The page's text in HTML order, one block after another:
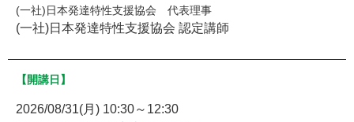
(一社)日本発達特性支援協会 代表理事
(一社)日本発達特性支援協会 認定講師
【開講日】
2026/08/31(月) 10:30～12:30